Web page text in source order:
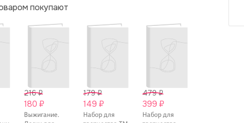
покупают
216 ₽
180 ₽
Выжигание.
179 ₽
149 ₽
Набор для
479 ₽
399 ₽
Набор для